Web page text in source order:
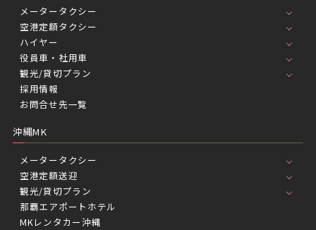
メータータクシー
空港定額タクシー
ハイヤー
役員車・社用車
観光/貸切プラン
採用情報
お問合せ先一覧
沖縄MK
メータータクシー
空港定額送迎
観光/貸切プラン
那覇エアポートホテル
MKレンタカー沖縄